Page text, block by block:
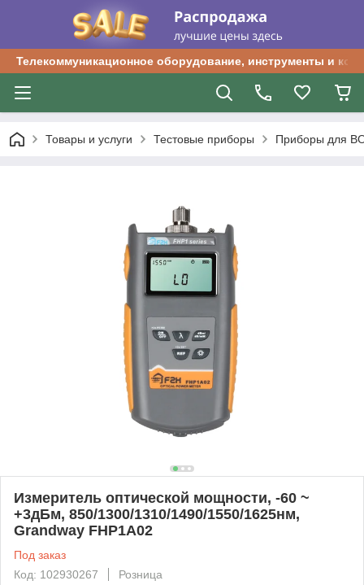
Телекоммуникационное оборудование, инструменты и
Товары и услуги Тестовые приборы Приборы для
Измеритель оптической мощности, -60 ~
+3дБм, 850/1300/1310/1490/1550/1625нм,
Grandway FHP1A02
Под заказ
Код: 102930267
Розница